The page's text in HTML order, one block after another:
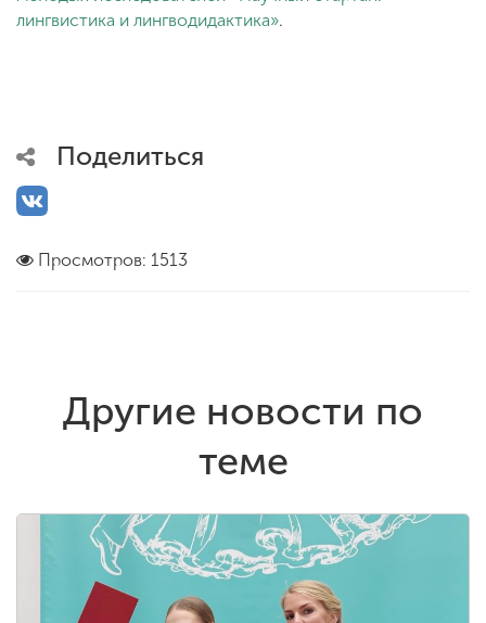
лингвистика и лингводидактика».
Поделиться
Просмотров: 1513
Другие новости по
теме